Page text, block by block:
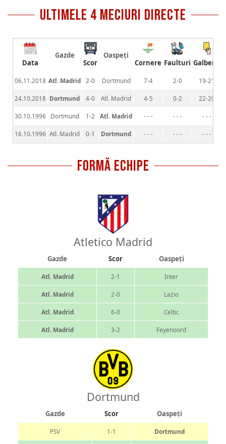
ultimele 4 meciuri directe
Data
Gazde
Scor
Oaspeți
Cornere Faulturi Galbene
06.11.2018 Atl. Madrid 2-0 Dortmund 7-4 2-0 19-21
24.10.2018 Dortmund 4-0 Atl. Madrid 4-5 0-2 22-20
30.10.1996 Dortmund 1-2 Atl. Madrid - - - - - - - - -
16.10.1996 Atl. Madrid 0-1 Dortmund - - - - - - - - -
FORMĂ ECHIPE
Atletico Madrid
Gazde Scor Oaspeți
Atl. Madrid 2-1 Inter
Atl. Madrid 2-0 Lazio
Atl. Madrid 6-0 Celtic
Atl. Madrid 3-2 Feyenoord
Dortmund
Gazde Scor Oaspeți
PSV 1-1 Dortmund